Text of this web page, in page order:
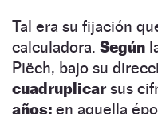
Tal era su fijación
calculadora. Según
Piëch, bajo su
cuadruplicarsus
años: en aquella